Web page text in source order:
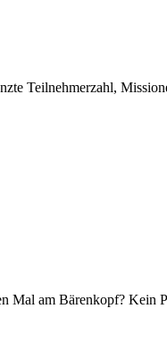
Teilnehmerzahl,
Mal am Bärenkopf?